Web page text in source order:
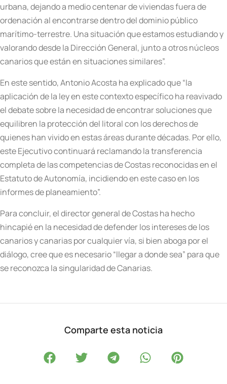
urbana, dejando a medio centenar de viviendas fuera de
ordenación al encontrarse dentro del dominio público
marítimo-terrestre. Una situación que estamos estudiando y
valorando desde la Dirección General, junto a otros núcleos
canarios que están en situaciones similares”.
En este sentido, Antonio Acosta ha explicado que “la
aplicación de la ley en este contexto específico ha reavivado
el debate sobre la necesidad de encontrar soluciones que
equilibren la protección del litoral con los derechos de
quienes han vivido en estas áreas durante décadas. Por ello,
este Ejecutivo continuará reclamando la transferencia
completa de las competencias de Costas reconocidas en el
Estatuto de Autonomía, incidiendo en este caso en los
informes de planeamiento”.
Para concluir, el director general de Costas ha hecho
hincapié en la necesidad de defender los intereses de los
canarios y canarias por cualquier vía, si bien aboga por el
diálogo, cree que es necesario “llegar a donde sea” para que
se reconozca la singularidad de Canarias.
Comparte esta noticia